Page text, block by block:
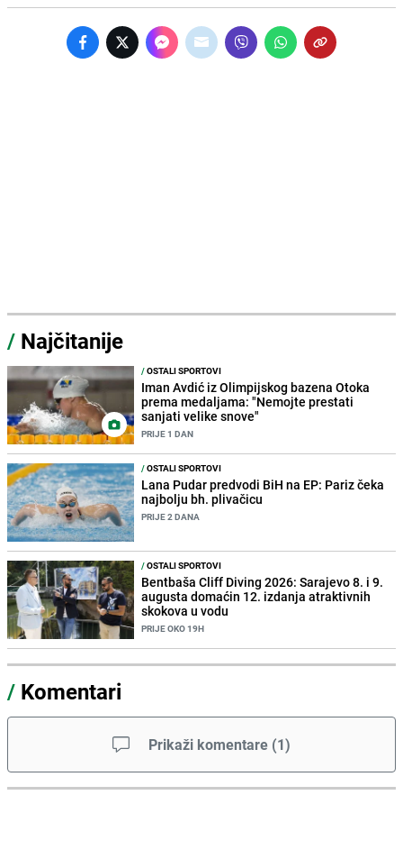
/ Najčitanije
/OSTALI SPORTOVI
Iman Avdić iz Olimpijskog bazena Otoka
prema medaljama: "Nemojte prestati
sanjati velike snove"
PRIJE 1 DAN
/OSTALI SPORTOVI
Lana Pudar predvodi BiH na EP: Pariz čeka
najbolju bh. plivačicu
PRIJE 2 DANA
/OSTALI SPORTOVI
Bentbaša Cliff Diving 2026: Sarajevo 8. i 9.
augusta domaćin 12. izdanja atraktivnih
skokova u vodu
PRIJE OKO 19H
/ Komentari
Prikaži komentare (1)